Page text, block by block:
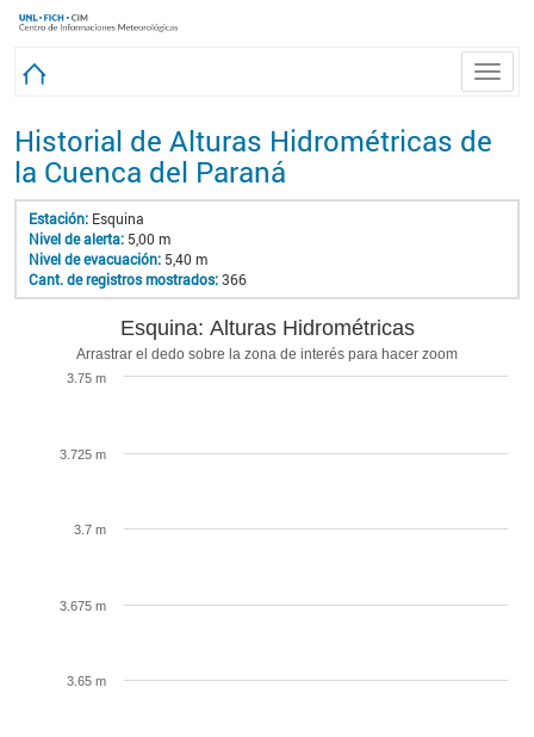
Toggle
Historial de Alturas Hidrométricas de
la Cuenca del Paraná
Estación: Esquina
Nivel de alerta: 5,00 m
Nivel de evacuación: 5,40 m
Cant. de registros mostrados:366
Esquina: Alturas Hidrométricas
Arrastrar el dedo sobre la zona de interés para hacer zoom
3.65 m
3.675 m
3.7 m
3.725 m
3.75 m